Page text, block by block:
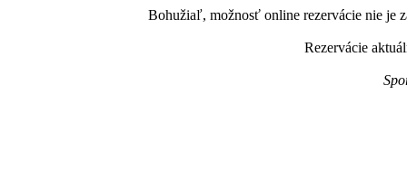
Bohužiaľ, možnosť online rezervácie nie je
Rezervácie